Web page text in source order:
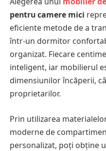
pentru camere mici
eficiente metode de a
într-un dormitor
organizat. Fiecare
inteligent, iar mobilierul
dimensiunilor încăperii,
proprietarilor.
Prin utilizarea
moderne de
personalizat, poți obține